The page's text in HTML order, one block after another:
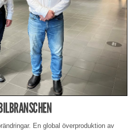
En global överproduktion av